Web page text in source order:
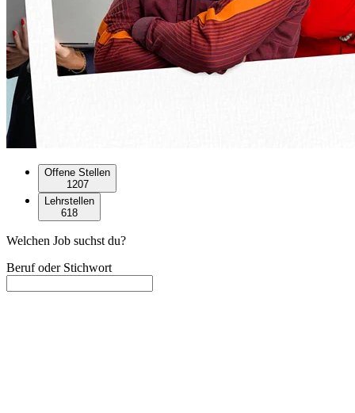
Offene Stellen
1207
Lehrstellen
618
Welchen Job suchst du?
Beruf oder Stichwort